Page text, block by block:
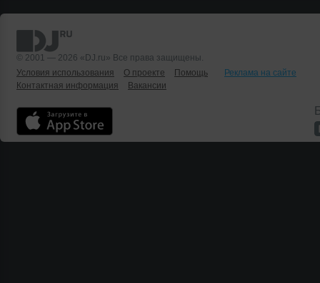
© 2001 — 2026 «DJ.ru» Все права защищены.
Условия использования
О проекте Помощь
Реклама на сайте
Контактная информация
Вакансии